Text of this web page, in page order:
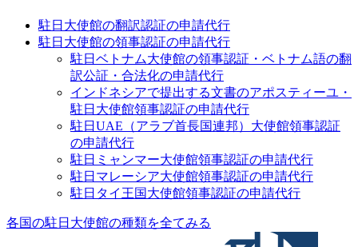
駐日大使館の翻訳認証の申請代行
駐日大使館の領事認証の申請代行
駐日ベトナム大使館の領事認証・ベトナム語の翻
訳公証・合法化の申請代行
インドネシアで提出する文書のアポスティーユ・
駐日大使館領事認証の申請代行
駐日UAE（アラブ首長国連邦）大使館領事認証
の申請代行
駐日ミャンマー大使館領事認証の申請代行
駐日マレーシア大使館領事認証の申請代行
駐日タイ王国大使館領事認証の申請代行
各国の駐日大使館の種類を全てみる